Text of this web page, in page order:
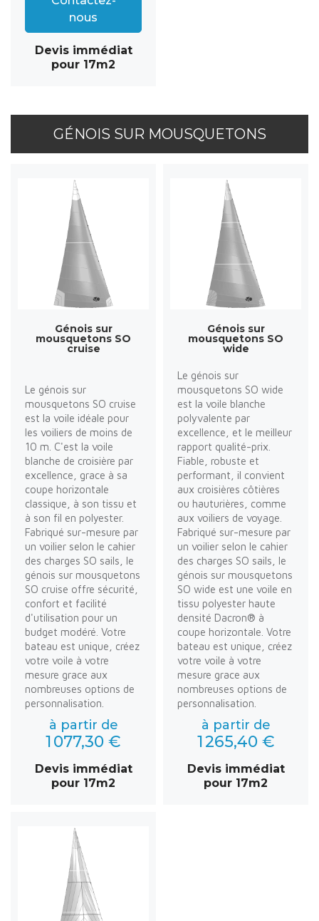
nous
Devis immédiat
pour 17m2
GÉNOIS SUR MOUSQUETONS
Génois sur
mousquetons SO
cruise
Le génois sur
mousquetons SO cruise
est la voile idéale pour
les voiliers de moins de
10 m. C'est la voile
blanche de croisière par
excellence, grace à sa
coupe horizontale
classique, à son tissu et
à son fil en polyester.
Fabriqué sur-mesure par
un voilier selon le cahier
des charges SO sails, le
génois sur mousquetons
SO cruise offre sécurité,
confort et facilité
d'utilisation pour un
budget modéré. Votre
bateau est unique, créez
votre voile à votre
mesure grace aux
nombreuses options de
personnalisation.
à partir de
1 077,30 €
Devis immédiat
pour 17m2
Génois sur
mousquetons SO
wide
Le génois sur
mousquetons SO wide
est la voile blanche
polyvalente par
excellence, et le meilleur
rapport qualité-prix.
Fiable, robuste et
performant, il convient
aux croisières côtières
ou hauturières, comme
aux voiliers de voyage.
Fabriqué sur-mesure par
un voilier selon le cahier
des charges SO sails, le
génois sur mousquetons
SO wide est une voile en
tissu polyester haute
densité Dacron® à
coupe horizontale. Votre
bateau est unique, créez
votre voile à votre
mesure grace aux
nombreuses options de
personnalisation.
à partir de
1 265,40 €
Devis immédiat
pour 17m2